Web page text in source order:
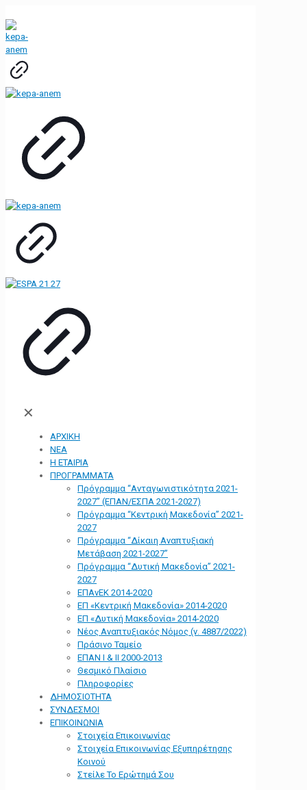
✕
ΑΡΧΙΚΗ
ΝΕΑ
Η ΕΤΑΙΡΙΑ
ΠΡΟΓΡΑΜΜΑΤΑ
Πρόγραμμα “Ανταγωνιστικότητα 2021-
2027” (ΕΠΑΝ/ΕΣΠΑ 2021-2027)
Πρόγραμμα “Κεντρική Μακεδονία” 2021-
2027
Πρόγραμμα “Δίκαιη Αναπτυξιακή
Μετάβαση 2021-2027”
Πρόγραμμα “Δυτική Μακεδονία” 2021-
2027
ΕΠΑνΕΚ 2014-2020
ΕΠ «Kεντρική Μακεδονία» 2014-2020
ΕΠ «Δυτική Μακεδονία» 2014-2020
Νέος Αναπτυξιακός Νόμος (ν. 4887/2022)
Πράσινο Ταμείο
ΕΠΑΝ Ι & ΙΙ 2000-2013
Θεσμικό Πλαίσιο
Πληροφορίες
ΔΗΜΟΣΙΟΤΗΤΑ
ΣΥΝΔΕΣΜΟΙ
ΕΠΙΚΟΙΝΩΝΙΑ
Στοιχεία Επικοινωνίας
Στοιχεία Επικοινωνίας Εξυπηρέτησης
Κοινού
Στείλε Το Ερώτημά Σου